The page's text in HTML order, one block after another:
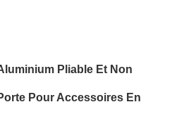
Pliable Et Non
Pour Accessoires En